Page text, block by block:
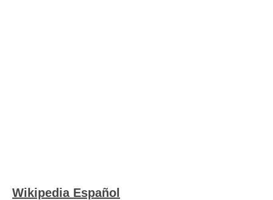
Wikipedia Español